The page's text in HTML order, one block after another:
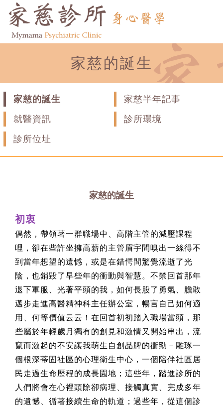
家慈的誕生
家慈的誕生
家慈半年記事
就醫資訊
診所環境
診所位址
家慈的誕生
初衷
偶然，帶領著一群職場中、高階主管的減壓課程
哩，卻在些許坐擁高薪的主管眉宇間嗅出一絲得不
到當年想望的遺憾，或是在錯愕間驚覺流逝了光
陰，也銷毀了早些年的衝動與智慧。不禁回首那年
退下軍服、光著平頭的我，如何長股了勇氣、膽敢
邁步走進高醫精神科主任辦公室，暢言自己如何適
用、何等價值云云！在回首初初踏入職場當頭，那
些屬於年輕歲月獨有的創見和激情又開始串出，流
竄而激起的不安讓我萌生自創品牌的衝勁－雕琢一
個根深蒂固社區的心理衛生中心，一個陪伴社區居
民走過生命歷程的成長園地；這些年，踏進診所的
人們將會在心裡頭除卻病理、接觸真實、完成多年
的遺憾、循著接續生命的軌道；過些年，從這個診